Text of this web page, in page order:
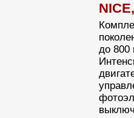
до 800